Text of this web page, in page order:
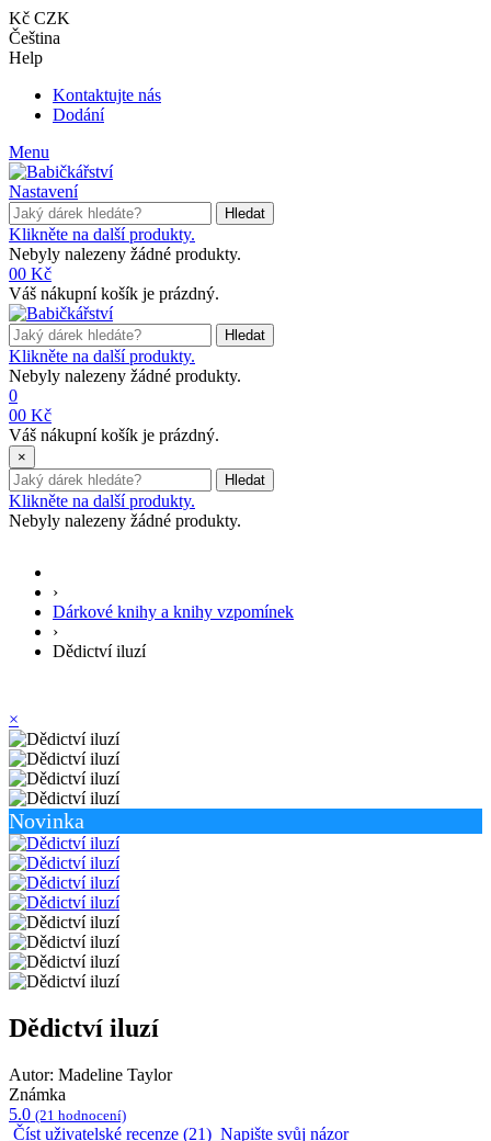
Kč CZK
Čeština
Help
Kontaktujte nás
Dodání
Menu
Nastavení
Hledat
Klikněte na další produkty.
Nebyly nalezeny žádné produkty.
00 Kč
Váš nákupní košík je prázdný.
Hledat
Klikněte na další produkty.
Nebyly nalezeny žádné produkty.
0
00 Kč
Váš nákupní košík je prázdný.
×
Hledat
Klikněte na další produkty.
Nebyly nalezeny žádné produkty.
›
Dárkové knihy a knihy vzpomínek
›
Dědictví iluzí
×
Novinka
Dědictví iluzí
Autor: Madeline Taylor
Známka
5.0 (21 hodnocení)
Číst uživatelské recenze (21) Napište svůj názor